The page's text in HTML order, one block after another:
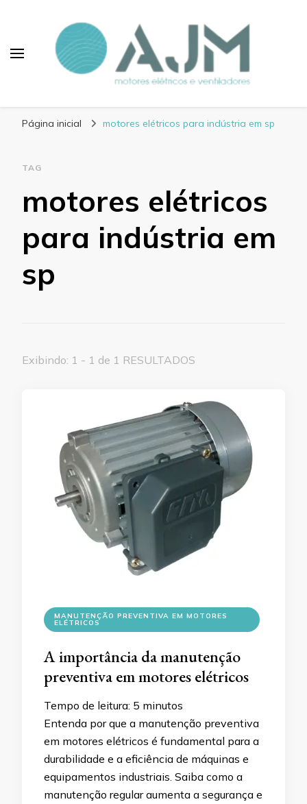
Elétricos e Ventiladores
Página inicial motores elétricos para indústria em sp
TAG
motores elétricos
para indústria em
sp
Exibindo: 1 - 1 de 1 RESULTADOS
MANUTENÇÃO PREVENTIVA EM MOTORES
ELÉTRICOS
A importância da manutenção
preventiva em motores elétricos
Tempo de leitura: 5 minutos
Entenda por que a manutenção preventiva
em motores elétricos é fundamental para a
durabilidade e a eficiência de máquinas e
equipamentos industriais. Saiba como a
manutenção regular aumenta a segurança e